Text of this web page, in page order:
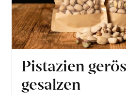
Pistazien
gesalzen